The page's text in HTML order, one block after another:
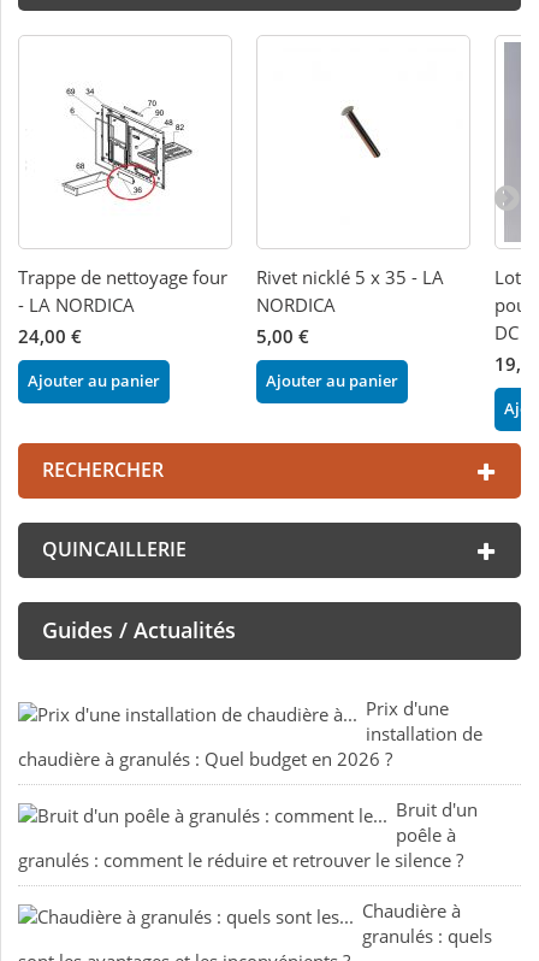
Trappe de nettoyage four
- LA NORDICA
24,00 €
Ajouter au panier
Rivet nicklé 5 x 35 - LA
NORDICA
5,00 €
Ajouter au panier
Lot
pour
DC
RECHERCHER
QUINCAILLERIE
Guides / Actualités
Prix d'une
installation de
chaudière à granulés : Quel budget en 2026 ?
Bruit d'un
poêle à
granulés : comment le réduire et retrouver le silence ?
Chaudière à
granulés : quels